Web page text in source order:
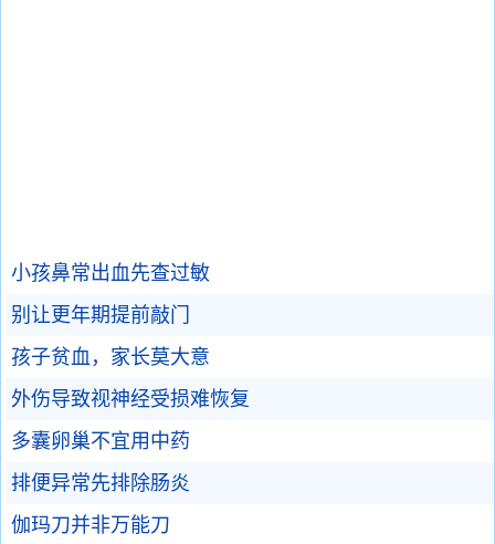
小孩鼻常出血先查过敏
别让更年期提前敲门
孩子贫血，家长莫大意
外伤导致视神经受损难恢复
多囊卵巢不宜用中药
排便异常先排除肠炎
伽玛刀并非万能刀